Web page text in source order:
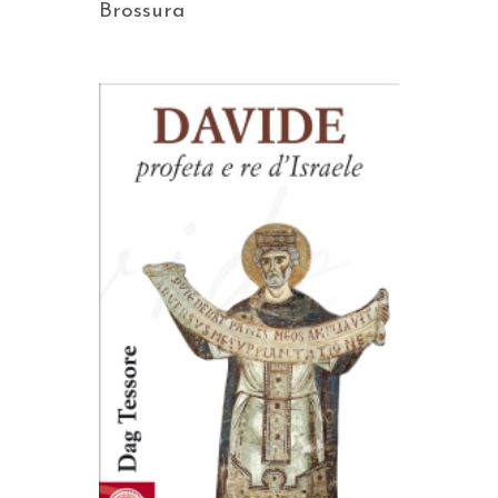
Brossura
AGGIUNGI AL CARRELLO